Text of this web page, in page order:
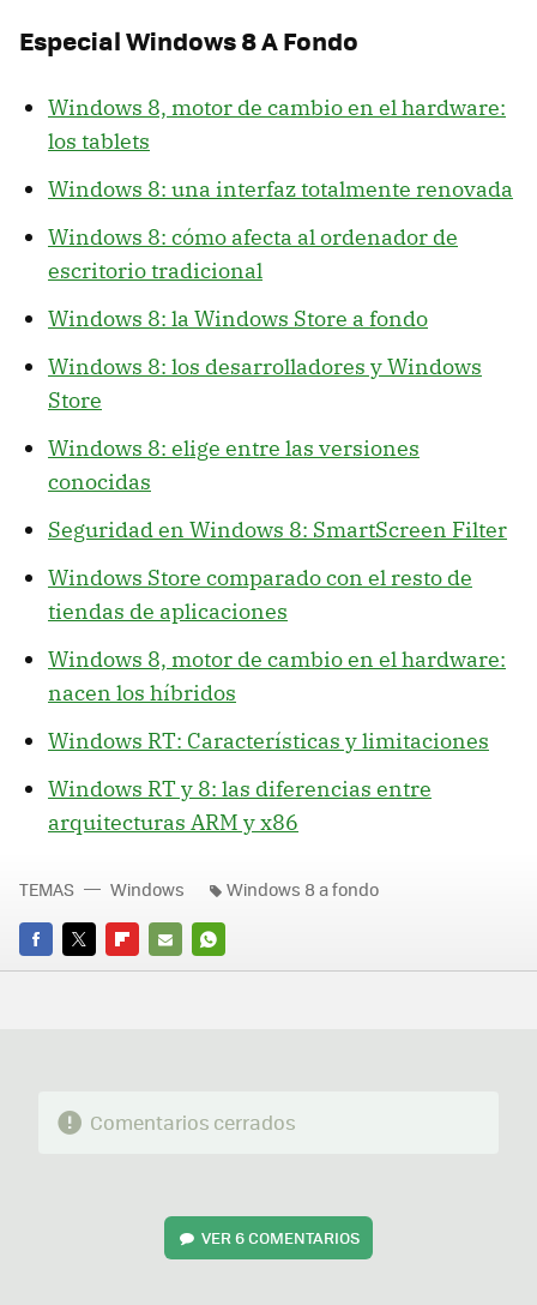
Especial Windows 8 A Fondo
Windows 8, motor de cambio en el hardware:
los tablets
Windows 8: una interfaz totalmente renovada
Windows 8: cómo afecta al ordenador de
escritorio tradicional
Windows 8: la Windows Store a fondo
Windows 8: los desarrolladores y Windows
Store
Windows 8: elige entre las versiones
conocidas
Seguridad en Windows 8: SmartScreen Filter
Windows Store comparado con el resto de
tiendas de aplicaciones
Windows 8, motor de cambio en el hardware:
nacen los híbridos
Windows RT: Características y limitaciones
Windows RT y 8: las diferencias entre
arquitecturas ARM y x86
FACEBOOK
TWITTERFLIPBOARD
E-
WHATSAPP
TEMAS Windows Windows 8 a fondo
Comentarios cerrados
VER6 COMENTARIOS